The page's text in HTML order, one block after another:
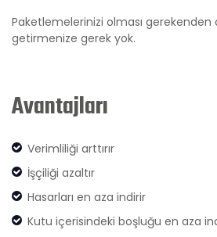
Paketlemelerinizi olması gerekenden
getirmenize gerek yok.
Avantajları
Verimliliği arttırır
İşçiliği azaltır
Hasarları en aza indirir
Kutu içerisindeki boşluğu en aza